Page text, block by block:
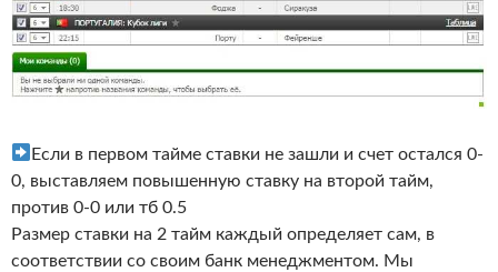
Если в первом тайме ставки не зашли и счет остался 0-
0, выставляем повышенную ставку на второй тайм,
против 0-0 или тб 0.5
Размер ставки на 2 тайм каждый определяет сам, в
соответствии со своим банк менеджментом. Мы